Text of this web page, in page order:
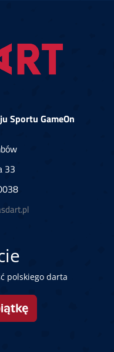
Sportu GameOn
33
polskiego darta